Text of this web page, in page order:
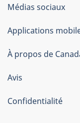
Organisation
du
du
Canada
Médias sociaux
Applications
À propos de
Avis
Confidentialité